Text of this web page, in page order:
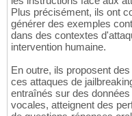
Plus précisément, ils ont
générer des exemples
dans des contextes
intervention humaine.
En outre, ils proposent
ces attaques de
entraînés sur des
vocales, atteignent des